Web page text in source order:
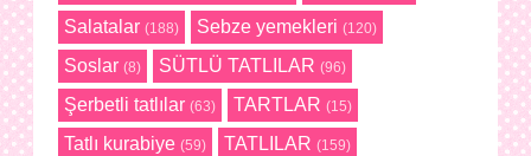
Salatalar (188) Sebze yemekleri (120)
Soslar (8) SÜTLÜ TATLILAR (96)
Şerbetli tatlılar (63) TARTLAR (15)
Tatlı kurabiye (59) TATLILAR (159)